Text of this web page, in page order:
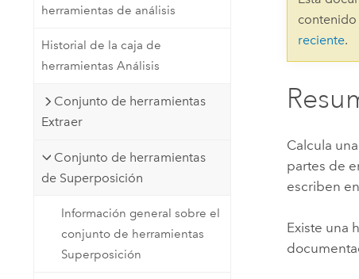
Crear aplicaciones de
representación cartográfica y
herramientas de análisis
Historial de la caja de
herramientas Análisis
Conjunto de herramientas
Extraer
Conjunto de herramientas
de Superposición
Información general sobre el
conjunto de herramientas
Superposición
contenido
reciente.
Calcula
partes de
escriben
Existe una